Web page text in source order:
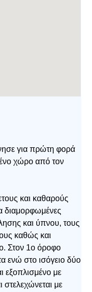
για πρώτη φορά
χώρο από τον
και καθαρούς
διαμορφωμένες
και ύπνου, τους
καθώς και
Στον 1ο όροφο
ενώ στο ισόγειο δύο
εξοπλισμένο με
στελεχώνεται με